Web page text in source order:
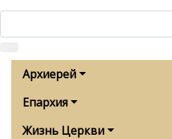
Архиерей
Епархия
Жизнь Церкви